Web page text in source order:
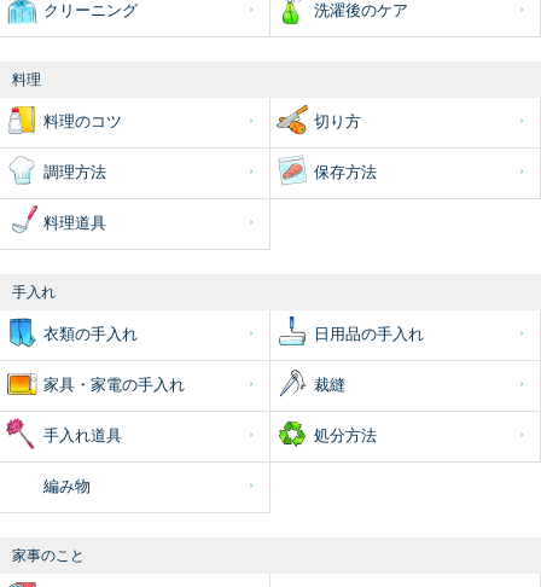
クリーニング 洗濯後のケア
料理
料理のコツ 切り方
調理方法 保存方法
料理道具
手入れ
衣類の手入れ 日用品の手入れ
家具・家電の手入れ 裁縫
手入れ道具 処分方法
編み物
家事のこと